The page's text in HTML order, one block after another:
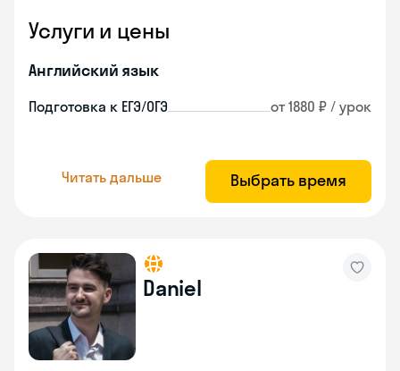
Услуги и цены
Английский язык
Подготовка к ЕГЭ/ОГЭ от 1880 ₽ / урок
Читать дальше Выбрать время
Daniel